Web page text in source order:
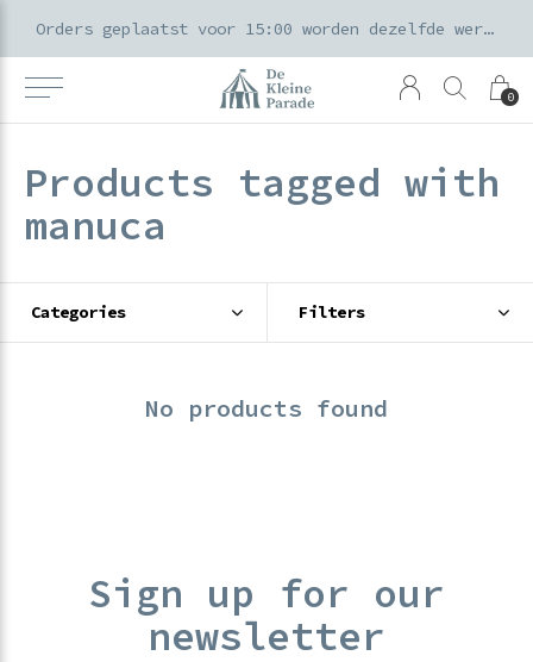
0
Orders geplaatst voor 15:00 worden dezelfde werkdag verzonden
Products tagged with
manuca
Categories Filters
No products found
Sign up for our
newsletter